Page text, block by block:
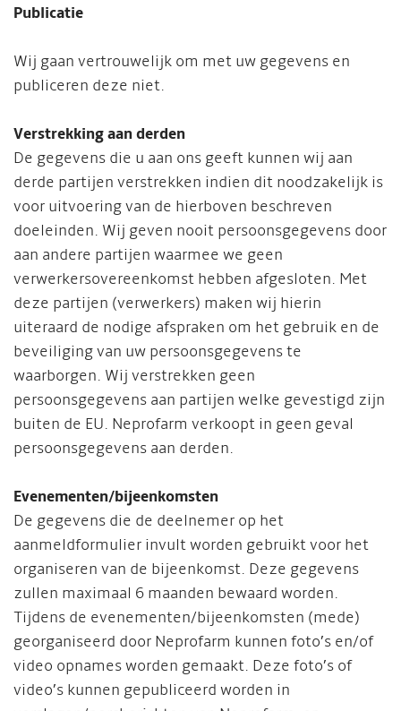
Publicatie
Wij gaan vertrouwelijk om met uw gegevens en
publiceren deze niet.
Verstrekking aan derden
De gegevens die u aan ons geeft kunnen wij aan
derde partijen verstrekken indien dit noodzakelijk is
voor uitvoering van de hierboven beschreven
doeleinden. Wij geven nooit persoonsgegevens door
aan andere partijen waarmee we geen
verwerkersovereenkomst hebben afgesloten. Met
deze partijen (verwerkers) maken wij hierin
uiteraard de nodige afspraken om het gebruik en de
beveiliging van uw persoonsgegevens te
waarborgen. Wij verstrekken geen
persoonsgegevens aan partijen welke gevestigd zijn
buiten de EU. Neprofarm verkoopt in geen geval
persoonsgegevens aan derden.
Evenementen/bijeenkomsten
De gegevens die de deelnemer op het
aanmeldformulier invult worden gebruikt voor het
organiseren van de bijeenkomst. Deze gegevens
zullen maximaal 6 maanden bewaard worden.
Tijdens de evenementen/bijeenkomsten (mede)
georganiseerd door Neprofarm kunnen foto’s en/of
video opnames worden gemaakt. Deze foto’s of
video’s kunnen gepubliceerd worden in